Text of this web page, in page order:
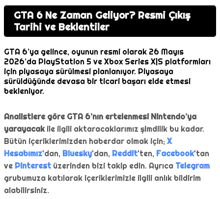
GTA 6 Ne Zaman Geliyor? Resmi Çıkış
Tarihi ve Beklentiler
GTA 6’ya gelince, oyunun resmi olarak 26 Mayıs
2026’da PlayStation 5 ve Xbox Series X|S platformları
için piyasaya sürülmesi planlanıyor. Piyasaya
sürüldüğünde devasa bir ticari başarı elde etmesi
bekleniyor.
Analistlere göre GTA 6’nın ertelenmesi Nintendo’ya
yarayacakile ilgili aktaracaklarımız şimdilik bu kadar.
Bütün içeriklerimizden haberdar olmak için; X
Hesabımız'dan, Bluesky'dan, Reddit'ten, Facebook'tan
ve Pinterest üzerinden bizi takip edin. Ayrıca Telegram
grubumuza katılarak içeriklerimizle ilgili anlık bildirim
alabilirsiniz.